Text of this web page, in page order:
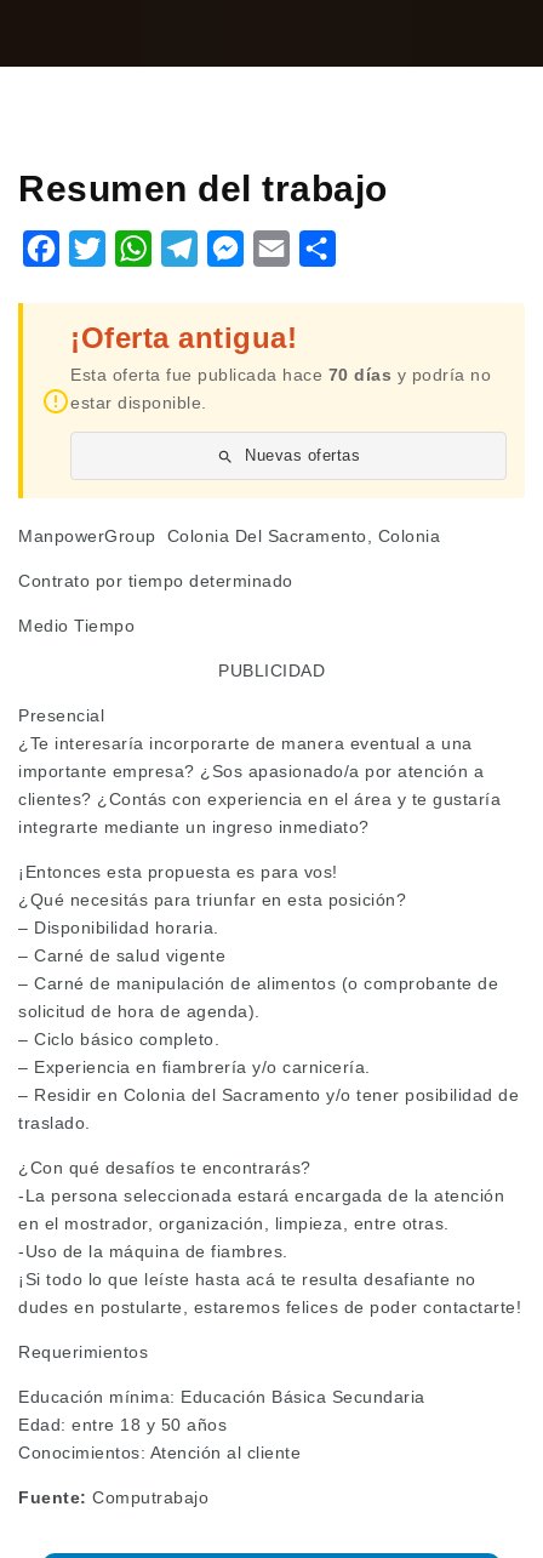
Resumen del trabajo
Facebook
TwitterWhatsAppTelegramMessenger
Email
¡Oferta antigua!
Esta oferta fue publicada hace 70 días y podría no
estar disponible.
Nuevas ofertas
ManpowerGroup Colonia Del Sacramento, Colonia
Contrato por tiempo determinado
Medio Tiempo
PUBLICIDAD
Presencial
¿Te interesaría incorporarte de manera eventual a una
importante empresa? ¿Sos apasionado/a por atención a
clientes? ¿Contás con experiencia en el área y te gustaría
integrarte mediante un ingreso inmediato?
¡Entonces esta propuesta es para vos!
¿Qué necesitás para triunfar en esta posición?
– Disponibilidad horaria.
– Carné de salud vigente
– Carné de manipulación de alimentos (o comprobante de
solicitud de hora de agenda).
– Ciclo básico completo.
– Experiencia en fiambrería y/o carnicería.
– Residir en Colonia del Sacramento y/o tener posibilidad de
traslado.
¿Con qué desafíos te encontrarás?
-La persona seleccionada estará encargada de la atención
en el mostrador, organización, limpieza, entre otras.
-Uso de la máquina de fiambres.
¡Si todo lo que leíste hasta acá te resulta desafiante no
dudes en postularte, estaremos felices de poder contactarte!
Requerimientos
Educación mínima: Educación Básica Secundaria
Edad: entre 18 y 50 años
Conocimientos: Atención al cliente
Fuente: Computrabajo